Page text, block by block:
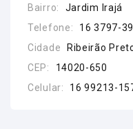
Bairro:
Jardim Irajá
Telefone:
16 3797-
Cidade
Ribeirão
CEP:
14020-650
Celular:
16 99213-